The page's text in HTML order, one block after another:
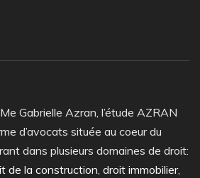
Gabrielle Azran, l’étude AZRAN
d’avocats située au coeur du
dans plusieurs domaines de droit:
de la construction, droit immobilier,